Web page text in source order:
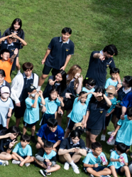
학교발전기금
학교건축기금